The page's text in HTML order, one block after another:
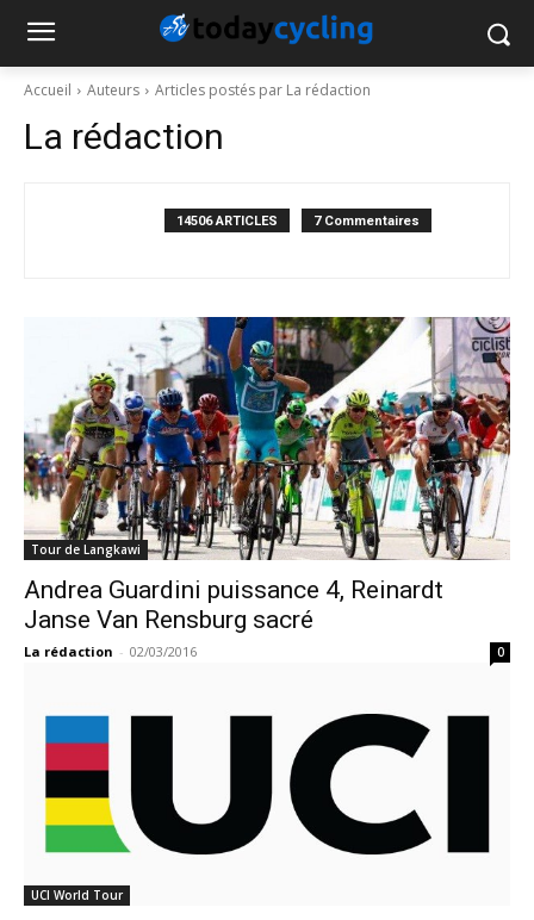
Accueil Auteurs Articles postés par La rédaction
La rédaction
14506 ARTICLES 7 Commentaires
Tour de Langkawi
Andrea Guardini puissance 4, Reinardt
Janse Van Rensburg sacré
La rédaction - 02/03/2016 0
UCI World Tour